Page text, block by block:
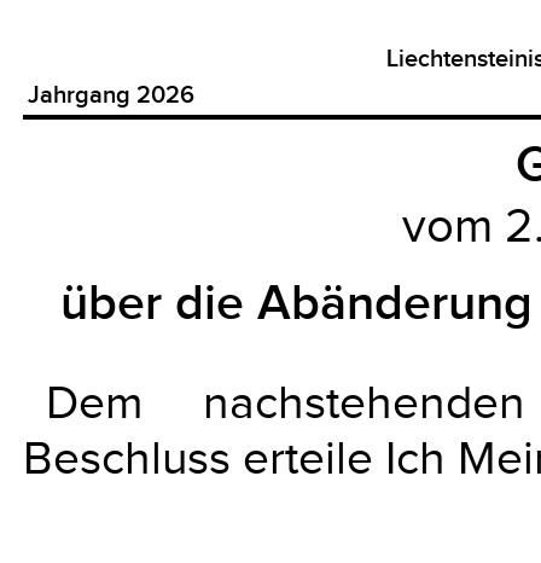
Jahrgang 2026
vom
über die
Dem
Beschluss erteile Ich